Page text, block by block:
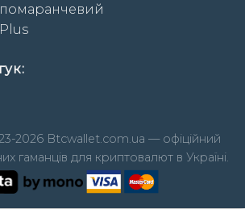
2026 Btcwallet.com.ua — офіційний
гаманців для криптовалют в Україні.